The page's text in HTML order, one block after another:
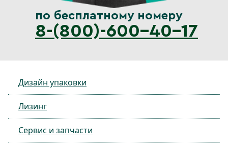
по бесплатному номеру
8-(800)-600-40-17
Дизайн упаковки
Лизинг
Сервис и запчасти